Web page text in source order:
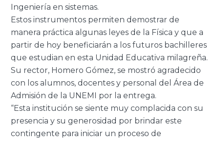
Ingeniería en sistemas.
Estos instrumentos permiten demostrar de
manera práctica algunas leyes de la Física y que a
partir de hoy beneficiarán a los futuros bachilleres
que estudian en esta Unidad Educativa milagreña.
Su rector, Homero Gómez, se mostró agradecido
con los alumnos, docentes y personal del Área de
Admisión de la UNEMI por la entrega.
“Esta institución se siente muy complacida con su
presencia y su generosidad por brindar este
contingente para iniciar un proceso de